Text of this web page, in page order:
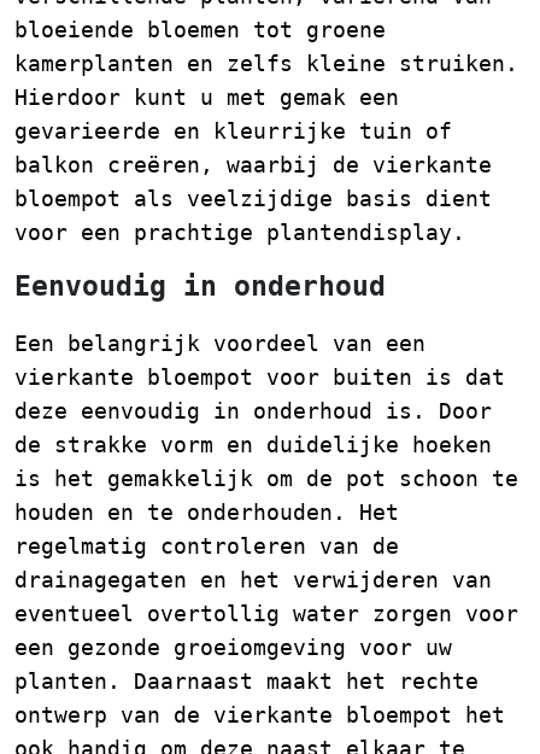
bloeiende bloemen tot groene
kamerplanten en zelfs kleine struiken.
Hierdoor kunt u met gemak een
gevarieerde en kleurrijke tuin of
balkon creëren, waarbij de vierkante
bloempot als veelzijdige basis dient
voor een prachtige plantendisplay.
Eenvoudig in onderhoud
Een belangrijk voordeel van een
vierkante bloempot voor buiten is dat
deze eenvoudig in onderhoud is. Door
de strakke vorm en duidelijke hoeken
is het gemakkelijk om de pot schoon te
houden en te onderhouden. Het
regelmatig controleren van de
drainagegaten en het verwijderen van
eventueel overtollig water zorgen voor
een gezonde groeiomgeving voor uw
planten. Daarnaast maakt het rechte
ontwerp van de vierkante bloempot het
ook handig om deze naast elkaar te